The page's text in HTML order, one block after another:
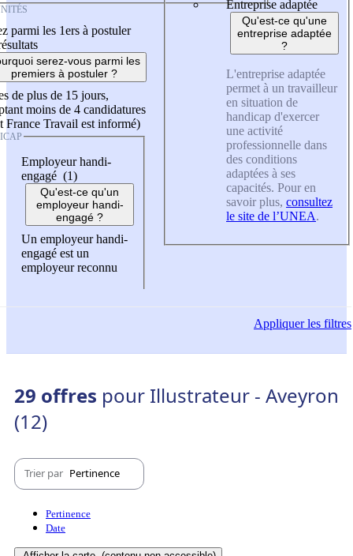
parmi les 1ers à postuler
serez-vous parmi les
premiers à postuler ?
de plus de 15 jours,
moins de 4 candidatures
France Travail est informé)
Employeur handi-
engagé (1)
Qu'est-ce qu'un
employeur handi-
engagé ?
Un employeur handi-
engagé est un
employeur reconnu
Entreprise adaptée
Qu'est-ce qu'une
entreprise adaptée
?
L'entreprise adaptée
permet à un travailleur
en situation de
handicap d'exercer
une activité
professionnelle dans
des conditions
adaptées à ses
capacités. Pour en
savoir plus, consultez
le site de l’UNEA.
Appliquerles filtres
29 offres pour Illustrateur - Aveyron
(12)
Trier par Pertinence
Pertinence
Date